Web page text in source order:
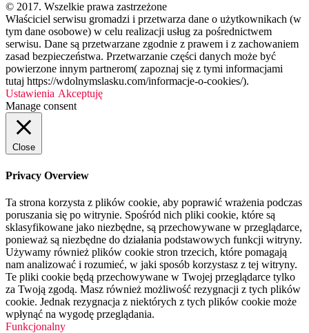
© 2017. Wszelkie prawa zastrzeżone
Właściciel serwisu gromadzi i przetwarza dane o użytkownikach (w
tym dane osobowe) w celu realizacji usług za pośrednictwem
serwisu. Dane są przetwarzane zgodnie z prawem i z zachowaniem
zasad bezpieczeństwa. Przetwarzanie części danych może być
powierzone innym partnerom( zapoznaj się z tymi informacjami
tutaj https://wdolnymslasku.com/informacje-o-cookies/).
Ustawienia Akceptuję
Manage consent
Close
Privacy Overview
Ta strona korzysta z plików cookie, aby poprawić wrażenia podczas
poruszania się po witrynie. Spośród nich pliki cookie, które są
sklasyfikowane jako niezbędne, są przechowywane w przeglądarce,
ponieważ są niezbędne do działania podstawowych funkcji witryny.
Używamy również plików cookie stron trzecich, które pomagają
nam analizować i rozumieć, w jaki sposób korzystasz z tej witryny.
Te pliki cookie będą przechowywane w Twojej przeglądarce tylko
za Twoją zgodą. Masz również możliwość rezygnacji z tych plików
cookie. Jednak rezygnacja z niektórych z tych plików cookie może
wpłynąć na wygodę przeglądania.
Funkcjonalny